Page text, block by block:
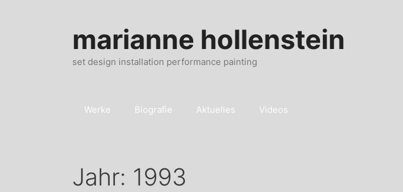
marianne hollenstein
set design installation performance painting
Werke Biografie Aktuelles Videos
Jahr: 1993